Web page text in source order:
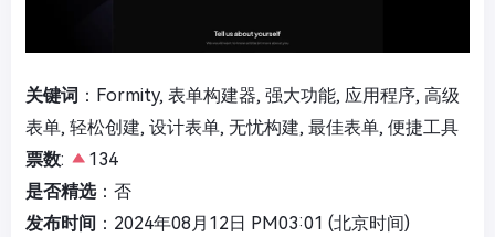
关键词 ：Formity, 表单构建器, 强大功能, 应用程序, 高级
表单, 轻松创建, 设计表单, 无忧构建, 最佳表单, 便捷工具
票数:
134
是否精选：否
发布时间 ：2024年08月12日 PM03:01 (北京时间)